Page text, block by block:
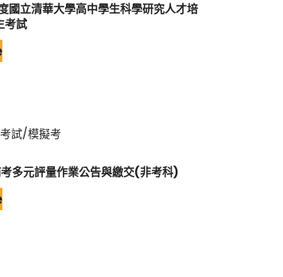
度國立清華大學高中學生科學研究人才培
考試
試/模擬考
多元評量作業公告與繳交(非考科)